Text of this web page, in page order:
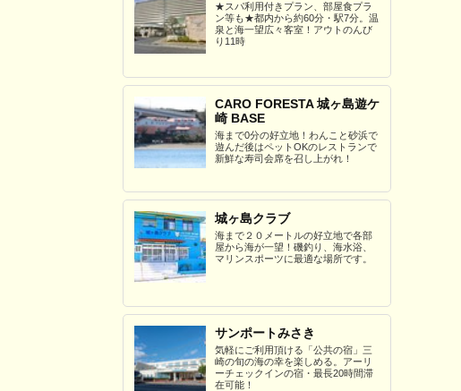
★スパ利用付きプラン、部屋食プラ
ン等も★都内から約60分・駅7分。温
泉と海一望広々客室！アウトのんび
り11時
CARO FORESTA 城ヶ島遊ケ
崎 BASE
海まで0分の好立地！わんこと砂浜で
遊んだ後はペットOKのレストランで
新鮮な寿司会席を召し上がれ！
城ヶ島クラブ
海まで２０メートルの好立地で各部
屋から海が一望！磯釣り、海水浴、
マリンスポーツに最適な場所です。
サンポートみさき
気軽にご利用頂ける「公共の宿」三
崎の旬の海の幸を楽しめる。アーリ
ーチェックインの宿・最長20時間滞
在可能！